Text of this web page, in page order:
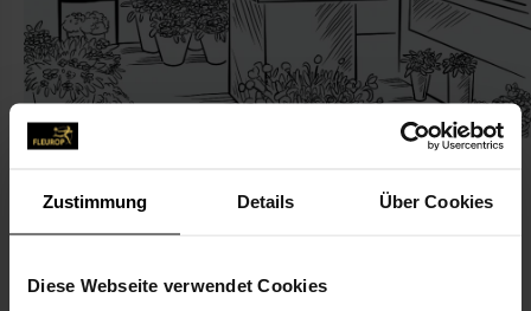
Zustimmung Details Über Cookies
Diese Webseite verwendet Cookies
KONTAKT